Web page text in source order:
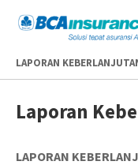
LAPORAN
Laporan
LAPORAN